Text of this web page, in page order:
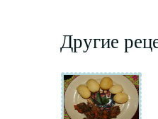
Другие